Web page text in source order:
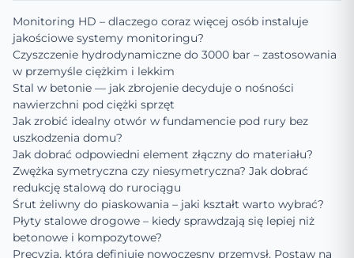
Monitoring HD – dlaczego coraz więcej osób instaluje
jakościowe systemy monitoringu?
Czyszczenie hydrodynamiczne do 3000 bar – zastosowania
w przemyśle ciężkim i lekkim
Stal w betonie — jak zbrojenie decyduje o nośności
nawierzchni pod ciężki sprzęt
Jak zrobić idealny otwór w fundamencie pod rury bez
uszkodzenia domu?
Jak dobrać odpowiedni element złączny do materiału?
Zwężka symetryczna czy niesymetryczna? Jak dobrać
redukcję stalową do rurociągu
Śrut żeliwny do piaskowania – jaki kształt warto wybrać?
Płyty stalowe drogowe – kiedy sprawdzają się lepiej niż
betonowe i kompozytowe?
Precyzja, która definiuje nowoczesny przemysł. Postaw na